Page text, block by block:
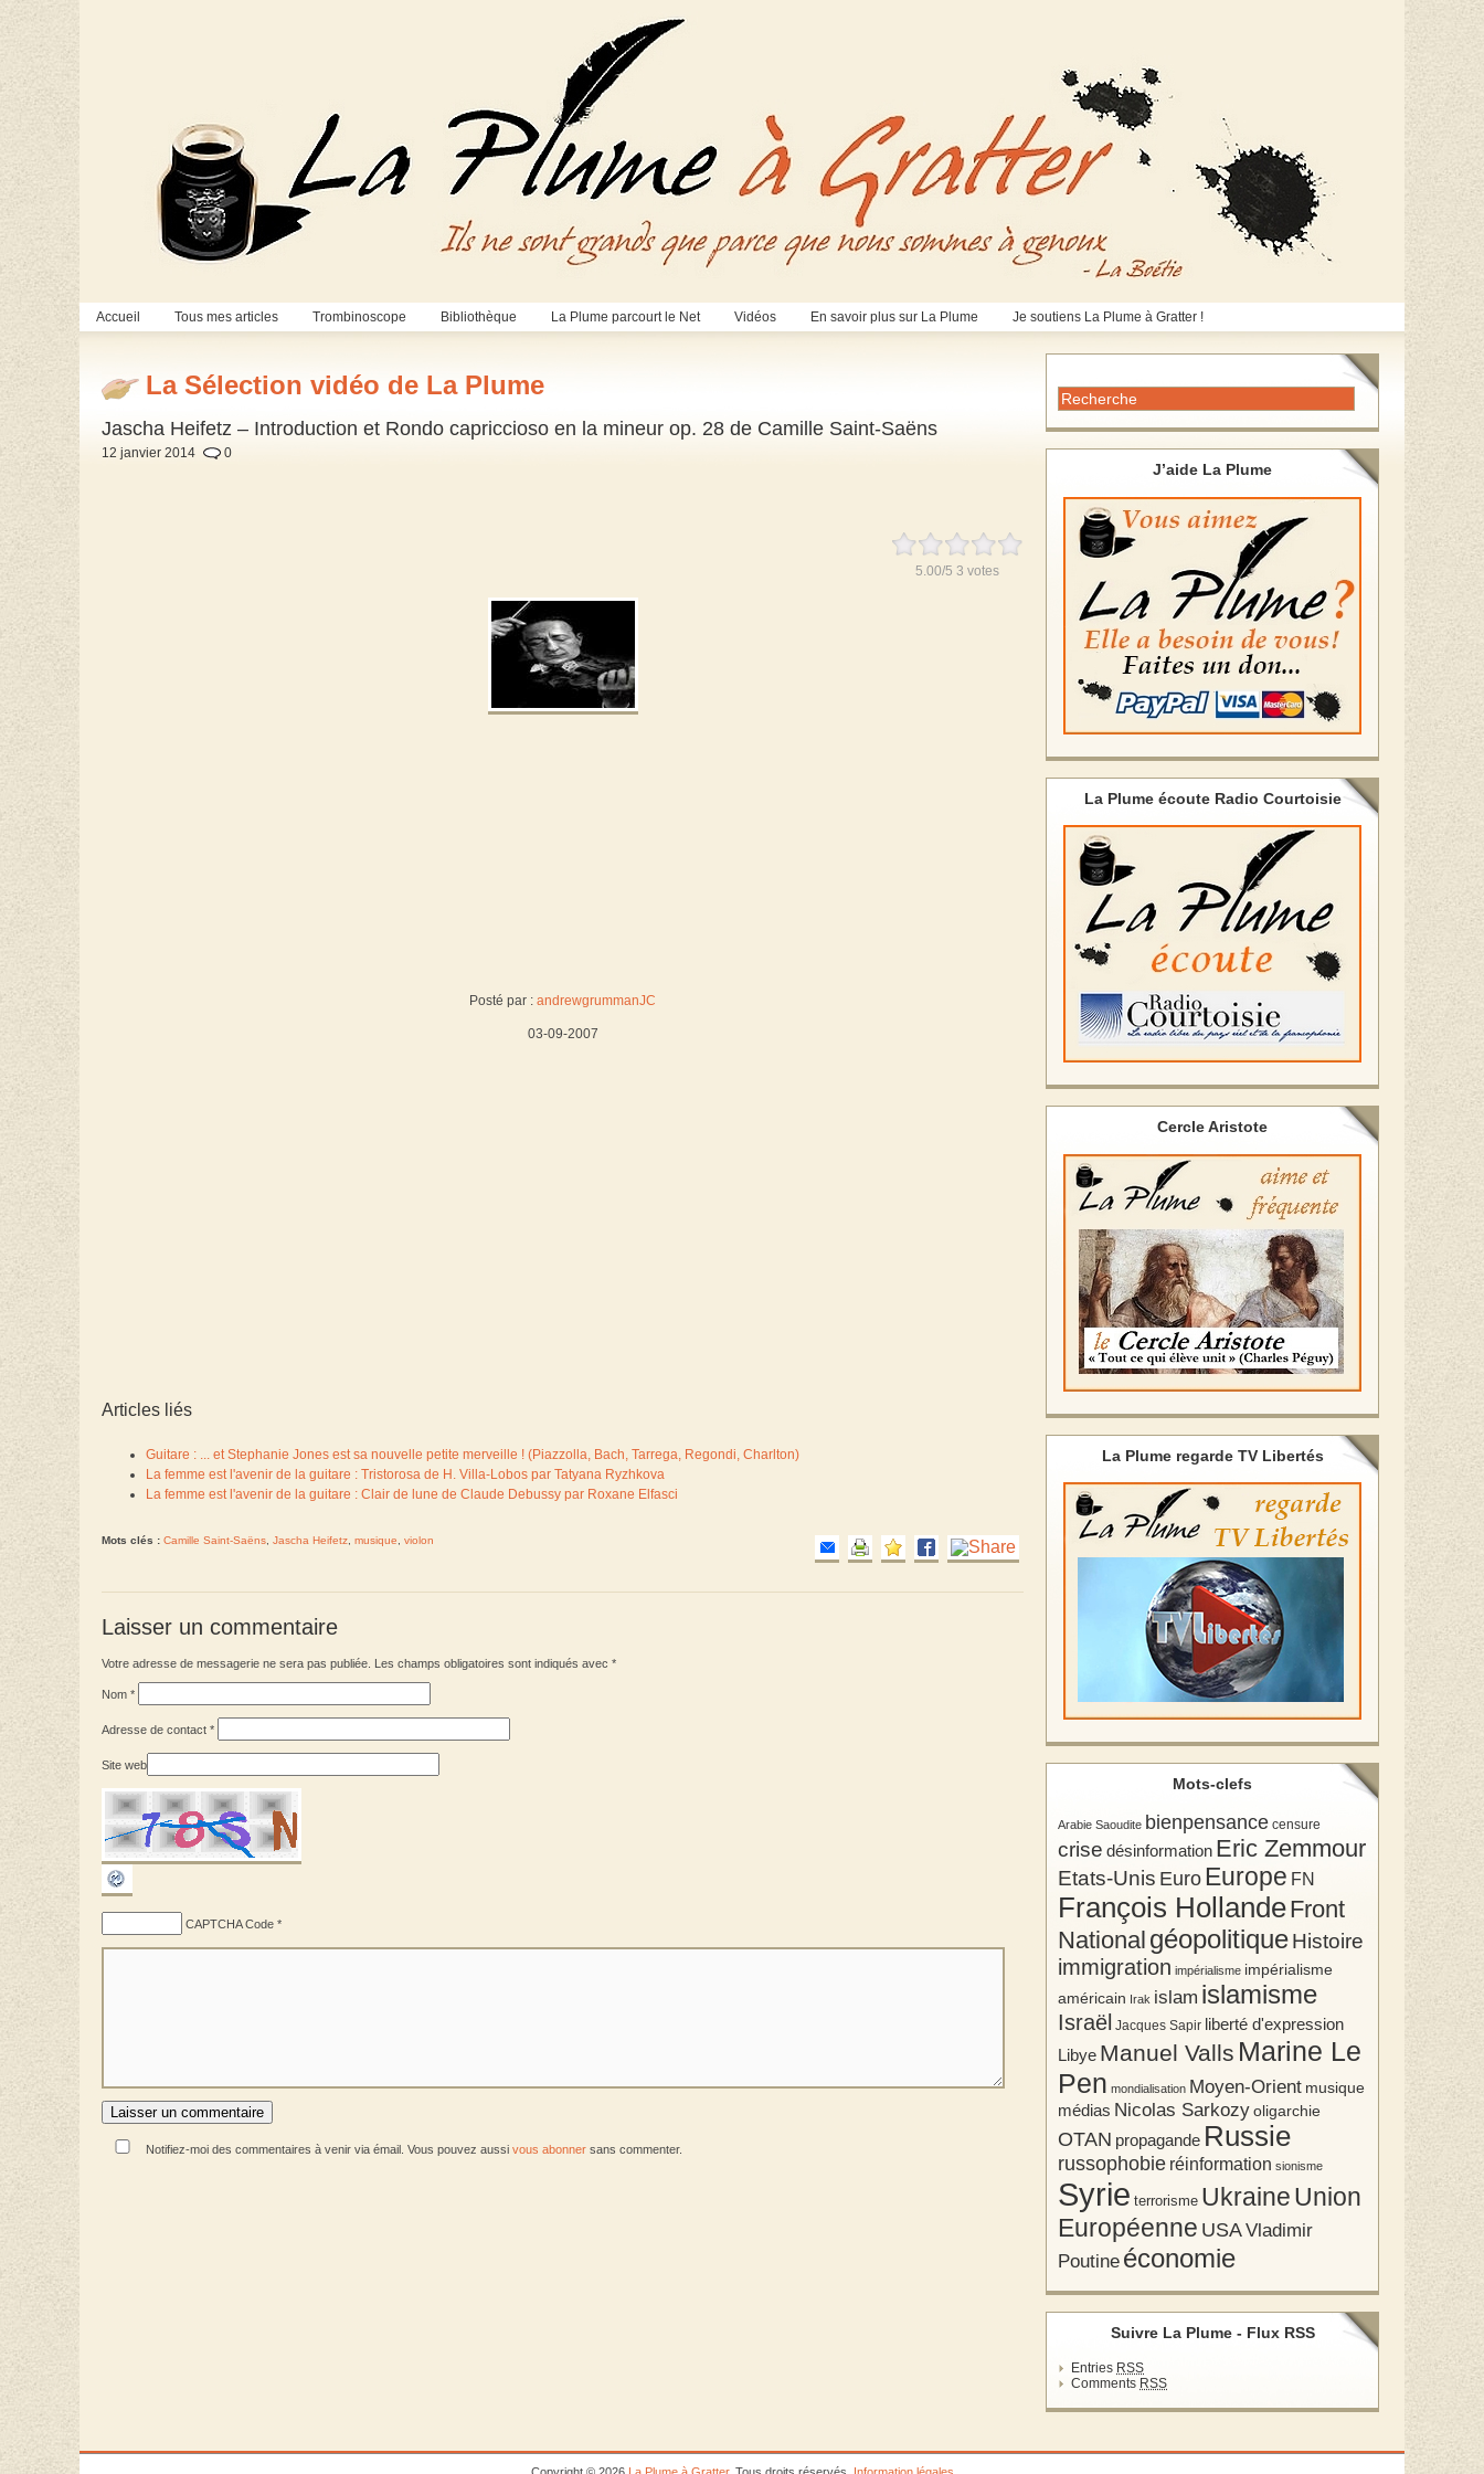
Accueil Tous mes articles Trombinoscope Bibliothèque La Plume parcourt le Net Vidéos En savoir plus sur La Plume Je soutiens La Plume à Gratter !
La Sélection vidéo de La Plume
Jascha Heifetz – Introduction et Rondo capriccioso en la mineur op. 28 de Camille Saint-Saëns
12 janvier 2014 0
5.00/5 3 votes
Posté par : andrewgrummanJC
03-09-2007
Articles liés
Guitare : ... et Stephanie Jones est sa nouvelle petite merveille ! (Piazzolla, Bach, Tarrega, Regondi, Charlton)
La femme est l'avenir de la guitare : Tristorosa de H. Villa-Lobos par Tatyana Ryzhkova
La femme est l'avenir de la guitare : Clair de lune de Claude Debussy par Roxane Elfasci
Mots clés : Camille Saint-Saëns Jascha Heifetz musique violon
Laisser un commentaire
Votre adresse de messagerie ne sera pas publiée. Les champs obligatoires sont indiqués avec *
Nom *
Adresse de contact *
Site web
CAPTCHA Code *
Notifiez-moi des commentaires à venir via émail. Vous pouvez aussi vous abonner sans commenter.
J’aide La Plume
La Plume écoute Radio Courtoisie
Cercle Aristote
La Plume regarde TV Libertés
Mots-clefs
Arabie Saoudite bienpensance censure
crise désinformation Eric Zemmour
Etats-Unis Euro Europe FN
François HollandeFront
National géopolitiqueHistoire
immigration impérialisme impérialisme
américain Irak islam islamisme
Israël Jacques Sapir liberté d'expression
Libye Manuel Valls Marine Le
Pen mondialisation Moyen-Orient musique
médias Nicolas Sarkozyoligarchie
OTAN propagande Russie
russophobie réinformation sionisme
Syrie terrorisme Ukraine Union
Européenne USAVladimir
Poutine économie
Suivre La Plume - Flux RSS
Entries RSS
Comments RSS